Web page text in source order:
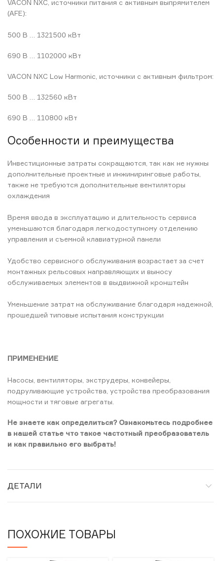
VACON NXC, источники питания с активным выпрямителем
(AFE):
500 В … 1321500 кВт
690 В … 1102000 кВт
VACON NXC Low Harmonic, источники с активным фильтром:
500 В … 132560 кВт
690 В … 110800 кВт
Особенности и преимущества
Инвестиционные затраты сокращаются, так как не нужны
дополнительные проектные и инжиниринговые работы,
также не требуются дополнительные вентиляторы
охлаждения
Время ввода в эксплуатацию и длительность сервиса
уменьшаются благодаря легкодоступному отделению
управления и съемной клавиатурной панели
Удобство сервисного обслуживания возрастает за счет
монтажных рельсовых направляющих и выносу
обслуживаемых элементов в выдвижной кронштейн
Уменьшение затрат на обслуживание благодаря надежной,
прошедшей типовые испытания конструкции
ПРИМЕНЕНИЕ
Насосы, вентиляторы, экструдеры, конвейеры,
подруливающие устройства, устройства преобразования
мощности и тяговые агрегаты.
Не знаете как определиться? Ознакомьтесь подробнее
в нашей статье что такое частотный преобразователь
и как правильно его выбрать!
ДЕТАЛИ
ПОХОЖИЕ ТОВАРЫ